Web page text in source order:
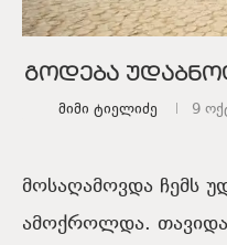
გოდება
Მიმი Ტიელიძე 9
მოსაღამოვდა ჩემს
ამოქროლდა.